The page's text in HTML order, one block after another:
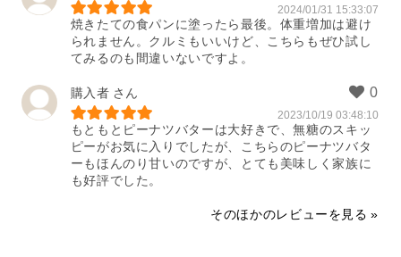
2024/01/31 15:33:07
焼きたての食パンに塗ったら最後。体重増加は避け
られません。クルミもいいけど、こちらもぜひ試し
てみるのも間違いないですよ。
購入者
2023/10/19 03:48:10
もともとピーナツバターは大好きで、無糖のスキッ
ピーがお気に入りでしたが、こちらのピーナツバタ
ーもほんのり甘いのですが、とても美味しく家族に
も好評でした。
そのほかのレビューを見る